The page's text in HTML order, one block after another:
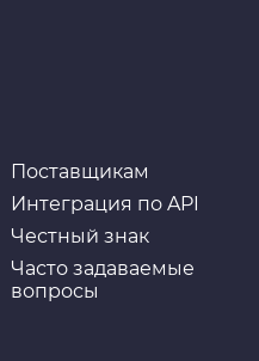
Поставщикам
Интеграция по API
Честный знак
Часто задаваемые
вопросы